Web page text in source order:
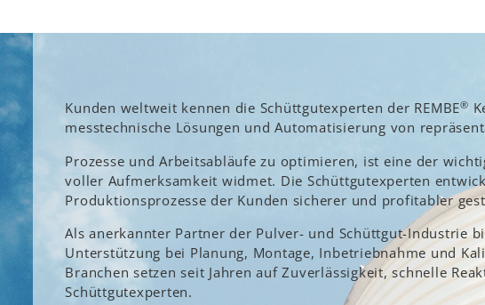
Kunden weltweit kennen die Schüttgutexperten der REMBE®
messtechnische Lösungen und Automatisierung von
Prozesse und Arbeitsabläufe zu optimieren, ist eine der
voller Aufmerksamkeit widmet. Die Schüttgutexperten
Produktionsprozesse der Kunden sicherer und profitabler
Als anerkannter Partner der Pulver- und Schüttgut-Industrie
Unterstützung bei Planung, Montage, Inbetriebnahme und
Branchen setzen seit Jahren auf Zuverlässigkeit, schnelle
Schüttgutexperten.